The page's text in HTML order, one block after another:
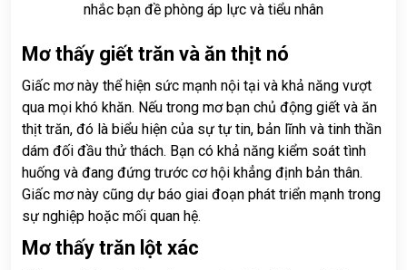
nhắc bạn đề phòng áp lực và tiểu nhân
Mơ thấy giết trăn và ăn thịt nó
Giấc mơ này thể hiện sức mạnh nội tại và khả năng vượt
qua mọi khó khăn. Nếu trong mơ bạn chủ động giết và ăn
thịt trăn, đó là biểu hiện của sự tự tin, bản lĩnh và tinh thần
dám đối đầu thử thách. Bạn có khả năng kiểm soát tình
huống và đang đứng trước cơ hội khẳng định bản thân.
Giấc mơ này cũng dự báo giai đoạn phát triển mạnh trong
sự nghiệp hoặc mối quan hệ.
Mơ thấy trăn lột xác